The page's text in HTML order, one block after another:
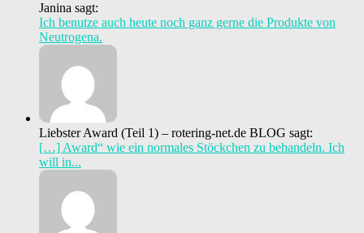
Janina sagt:
Ich benutze auch heute noch ganz gerne die Produkte von
Neutrogena.
Liebster Award (Teil 1) – rotering-net.de BLOG sagt:
[…] Award“ wie ein normales Stöckchen zu behandeln. Ich
will in...